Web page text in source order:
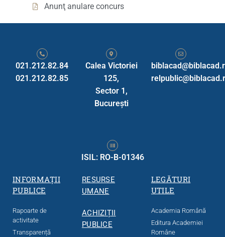
Anunţ anulare concurs
021.212.82.84
021.212.82.85
Calea Victoriei
125,
Sector 1,
Bucureşti
ISIL: RO-B-01346
INFORMAȚII
PUBLICE
Rapoarte de
activitate
Transparență
RESURSE
UMANE
ACHIZIȚII
PUBLICE
LEGĂTURI
UTILE
Academia Română
Editura Academiei
Române